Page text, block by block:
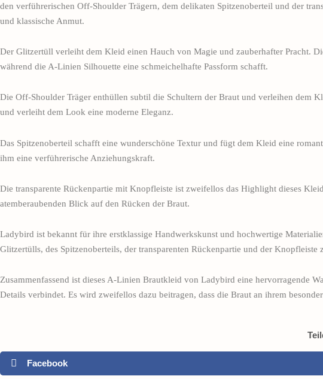
den verführerischen Off-Shoulder Trägern, dem delikaten Spitzenoberteil und der
und klassische Anmut.
Der Glitzertüll verleiht dem Kleid einen Hauch von Magie und zauberhafter Pracht.
während die A-Linien Silhouette eine schmeichelhafte Passform schafft.
Die Off-Shoulder Träger enthüllen subtil die Schultern der Braut und verleihen dem
und verleiht dem Look eine moderne Eleganz.
Das Spitzenoberteil schafft eine wunderschöne Textur und fügt dem Kleid eine
ihm eine verführerische Anziehungskraft.
Die transparente Rückenpartie mit Knopfleiste ist zweifellos das Highlight dieses
atemberaubenden Blick auf den Rücken der Braut.
Ladybird ist bekannt für ihre erstklassige Handwerkskunst und hochwertige
Glitzertülls, des Spitzenoberteils, der transparenten Rückenpartie und der
Zusammenfassend ist dieses A-Linien Brautkleid von Ladybird eine hervorragende
Details verbindet. Es wird zweifellos dazu beitragen, dass die Braut an ihrem
Facebook